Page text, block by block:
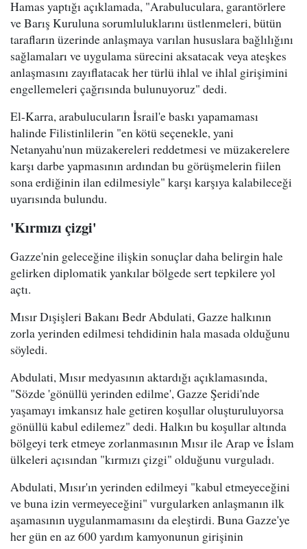
Hamas yaptığı açıklamada, "Arabuluculara, garantörlere
ve Barış Kuruluna sorumluluklarını üstlenmeleri, bütün
tarafların üzerinde anlaşmaya varılan hususlara bağlılığını
sağlamaları ve uygulama sürecini aksatacak veya ateşkes
anlaşmasını zayıflatacak her türlü ihlal ve ihlal girişimini
engellemeleri çağrısında bulunuyoruz" dedi.
El-Karra, arabulucuların İsrail'e baskı yapamaması
halinde Filistinlilerin "en kötü seçenekle, yani
Netanyahu'nun müzakereleri reddetmesi ve müzakerelere
karşı darbe yapmasının ardından bu görüşmelerin fiilen
sona erdiğinin ilan edilmesiyle" karşı karşıya kalabileceği
uyarısında bulundu.
'Kırmızı çizgi'
Gazze'nin geleceğine ilişkin sonuçlar daha belirgin hale
gelirken diplomatik yankılar bölgede sert tepkilere yol
açtı.
Mısır Dışişleri Bakanı Bedr Abdulati, Gazze halkının
zorla yerinden edilmesi tehdidinin hala masada olduğunu
söyledi.
Abdulati, Mısır medyasının aktardığı açıklamasında,
"Sözde 'gönüllü yerinden edilme', Gazze Şeridi'nde
yaşamayı imkansız hale getiren koşullar oluşturuluyorsa
gönüllü kabul edilemez" dedi. Halkın bu koşullar altında
bölgeyi terk etmeye zorlanmasının Mısır ile Arap ve İslam
ülkeleri açısından "kırmızı çizgi" olduğunu vurguladı.
Abdulati, Mısır'ın yerinden edilmeyi "kabul etmeyeceğini
ve buna izin vermeyeceğini" vurgularken anlaşmanın ilk
aşamasının uygulanmamasını da eleştirdi. Buna Gazze'ye
her gün en az 600 yardım kamyonunun girişinin